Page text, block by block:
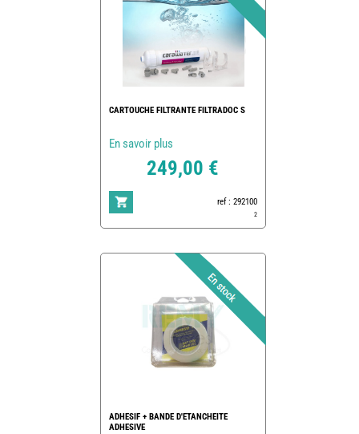
CARTOUCHE FILTRANTE FILTRADOC S
En savoir plus
249,00 €
ref : 292100
2
ADHESIF + BANDE D'ETANCHEITE
ADHESIVE